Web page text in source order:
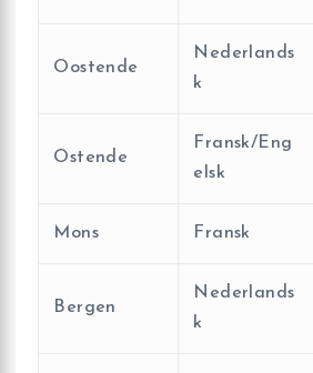
Oostende
Nederlands
k
Ostende
Fransk/Eng
elsk
Mons Fransk
Bergen
Nederlands
k